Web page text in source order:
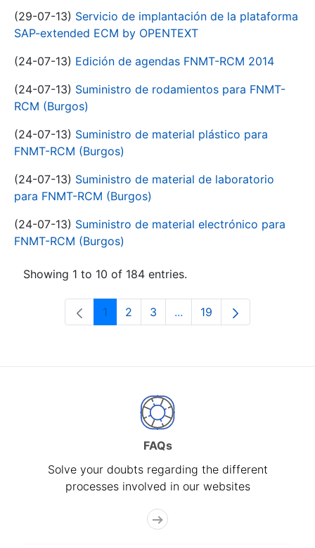
(29-07-13) Servicio de implantación de la plataforma
SAP-extended ECM by OPENTEXT
(24-07-13) Edición de agendas FNMT-RCM 2014
(24-07-13) Suministro de rodamientos para FNMT-
RCM (Burgos)
(24-07-13) Suministro de material plástico para
FNMT-RCM (Burgos)
(24-07-13) Suministro de material de laboratorio
para FNMT-RCM (Burgos)
(24-07-13) Suministro de material electrónico para
FNMT-RCM (Burgos)
Showing 1 to 10 of 184 entries.
Page
1 Page
2 Page
3 ...Intermediate Pages Use
Page
19
FAQs
Solve your doubts regarding the different
processes involved in our websites